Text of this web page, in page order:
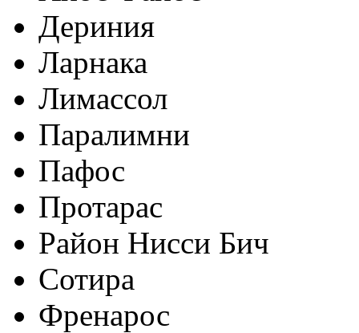
Дериния
Ларнака
Лимассол
Паралимни
Пафос
Протарас
Район Нисси Бич
Сотира
Френарос